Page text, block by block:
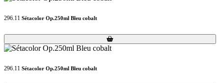
296.11 Sétacolor Op.250ml Bleu cobalt
Loading...
Loading...
296.11 Sétacolor Op.250ml Bleu cobalt